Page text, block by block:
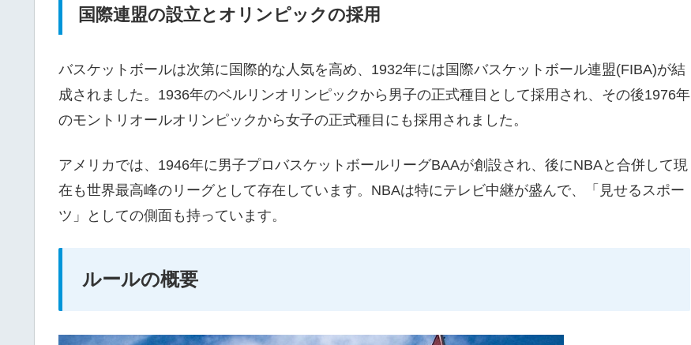
国際連盟の設立とオリンピックの採用
バスケットボールは次第に国際的な人気を高め、1932年には国際バスケットボール連盟(FIBA)が結
成されました。1936年のベルリンオリンピックから男子の正式種目として採用され、その後1976年
のモントリオールオリンピックから女子の正式種目にも採用されました。
アメリカでは、1946年に男子プロバスケットボールリーグBAAが創設され、後にNBAと合併して現
在も世界最高峰のリーグとして存在しています。NBAは特にテレビ中継が盛んで、「見せるスポー
ツ」としての側面も持っています。
ルールの概要